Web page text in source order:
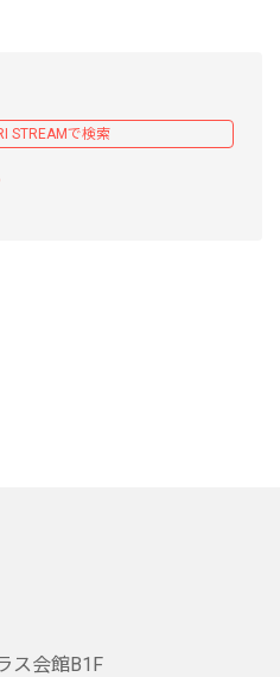
STREAMで検索
ス会館B1F